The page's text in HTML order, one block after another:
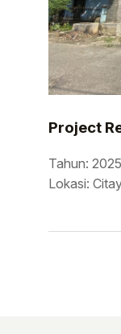
Project
Tahun: 2025
Lokasi: